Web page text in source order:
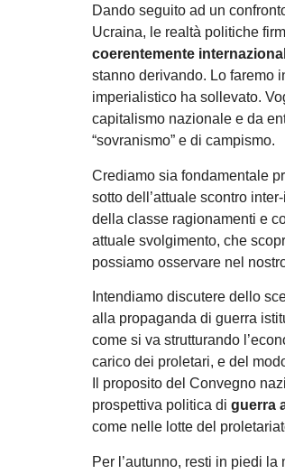
Dando seguito ad un
Ucraina, le realtà politiche
coerentemente
stanno derivando. Lo faremo
imperialistico ha sollevato.
capitalismo nazionale e da
“sovranismo” e di campismo.
Crediamo sia fondamentale
sotto dell’attuale scontro
della classe ragionamenti e
attuale svolgimento, che
possiamo osservare nel
Intendiamo discutere dello
alla propaganda di guerra
come si va strutturando
carico dei proletari, e del
Il proposito del Convegno
prospettiva politica di guerra
come nelle lotte del
Per l’autunno, resti in piedi